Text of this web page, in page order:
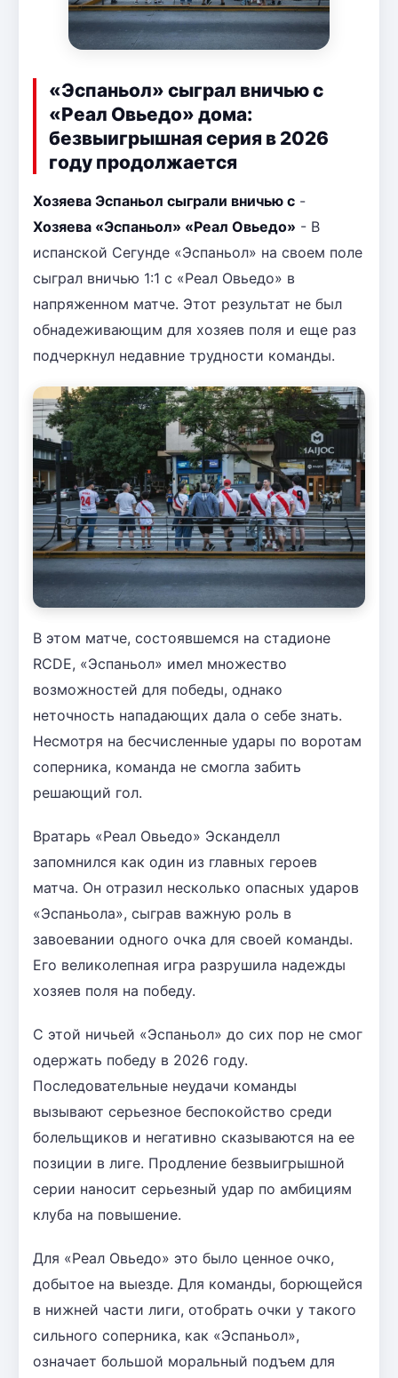
«Эспаньол» сыграл вничью с
«Реал Овьедо» дома:
безвыигрышная серия в 2026
году продолжается
Хозяева Эспаньол сыграли вничью с -
Хозяева «Эспаньол» «Реал Овьедо» - В
испанской Сегунде «Эспаньол» на своем поле
сыграл вничью 1:1 с «Реал Овьедо» в
напряженном матче. Этот результат не был
обнадеживающим для хозяев поля и еще раз
подчеркнул недавние трудности команды.
В этом матче, состоявшемся на стадионе
RCDE, «Эспаньол» имел множество
возможностей для победы, однако
неточность нападающих дала о себе знать.
Несмотря на бесчисленные удары по воротам
соперника, команда не смогла забить
решающий гол.
Вратарь «Реал Овьедо» Эсканделл
запомнился как один из главных героев
матча. Он отразил несколько опасных ударов
«Эспаньола», сыграв важную роль в
завоевании одного очка для своей команды.
Его великолепная игра разрушила надежды
хозяев поля на победу.
С этой ничьей «Эспаньол» до сих пор не смог
одержать победу в 2026 году.
Последовательные неудачи команды
вызывают серьезное беспокойство среди
болельщиков и негативно сказываются на ее
позиции в лиге. Продление безвыигрышной
серии наносит серьезный удар по амбициям
клуба на повышение.
Для «Реал Овьедо» это было ценное очко,
добытое на выезде. Для команды, борющейся
в нижней части лиги, отобрать очки у такого
сильного соперника, как «Эспаньол»,
означает большой моральный подъем для